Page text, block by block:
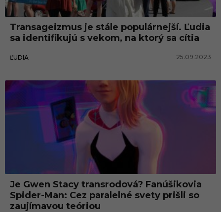
Transageizmus je stále populárnejší. Ľudia
sa identifikujú s vekom, na ktorý sa cítia
ĽUDIA 25.09.2023
Je Gwen Stacy transrodová? Fanúšikovia
Spider-Man: Cez paralelné svety prišli so
zaujímavou teóriou